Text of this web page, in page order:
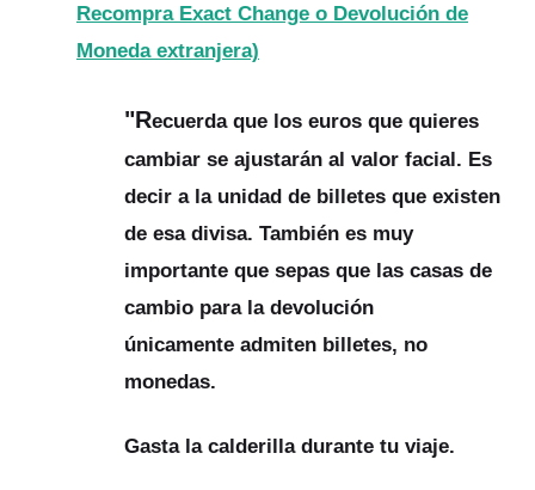
Recompra Exact Change o Devolución de
Moneda extranjera)
"Recuerda que los euros que quieres
cambiar se ajustarán al valor facial. Es
decir a la unidad de billetes que existen
de esa divisa. También es muy
importante que sepas que las casas de
cambio para la devolución
únicamente admiten billetes, no
monedas.
Gasta la calderilla durante tu viaje.